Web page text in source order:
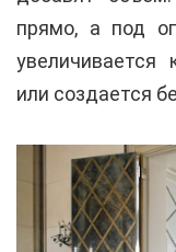
прямо, а под
увеличивается
или создается